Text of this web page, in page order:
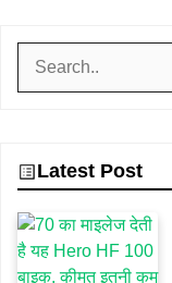
Latest Post